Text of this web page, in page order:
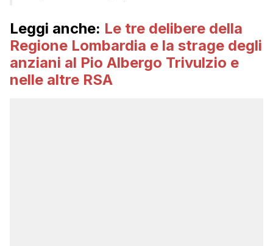
Leggi anche: Le tre delibere della
Regione Lombardia e la strage degli
anziani al Pio Albergo Trivulzio e
nelle altre RSA